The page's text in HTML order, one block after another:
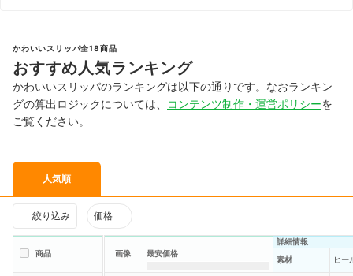
かわいいスリッパ全18商品
おすすめ人気ランキング
かわいいスリッパのランキングは以下の通りです。なおランキン
グの算出ロジックについては、
コンテンツ制作・運営ポリシーを
ご覧ください。
人気順
絞り込み 価格
商品 画像 最安価格
詳細情報
素材
ヒー